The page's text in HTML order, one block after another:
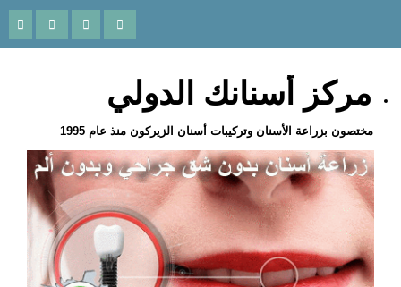
مركز أسنانك الدولي
مختصون بزراعة الأسنان وتركيبات أسنان الزيركون منذ عام 1995